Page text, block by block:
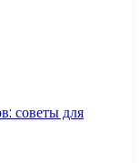
советы для